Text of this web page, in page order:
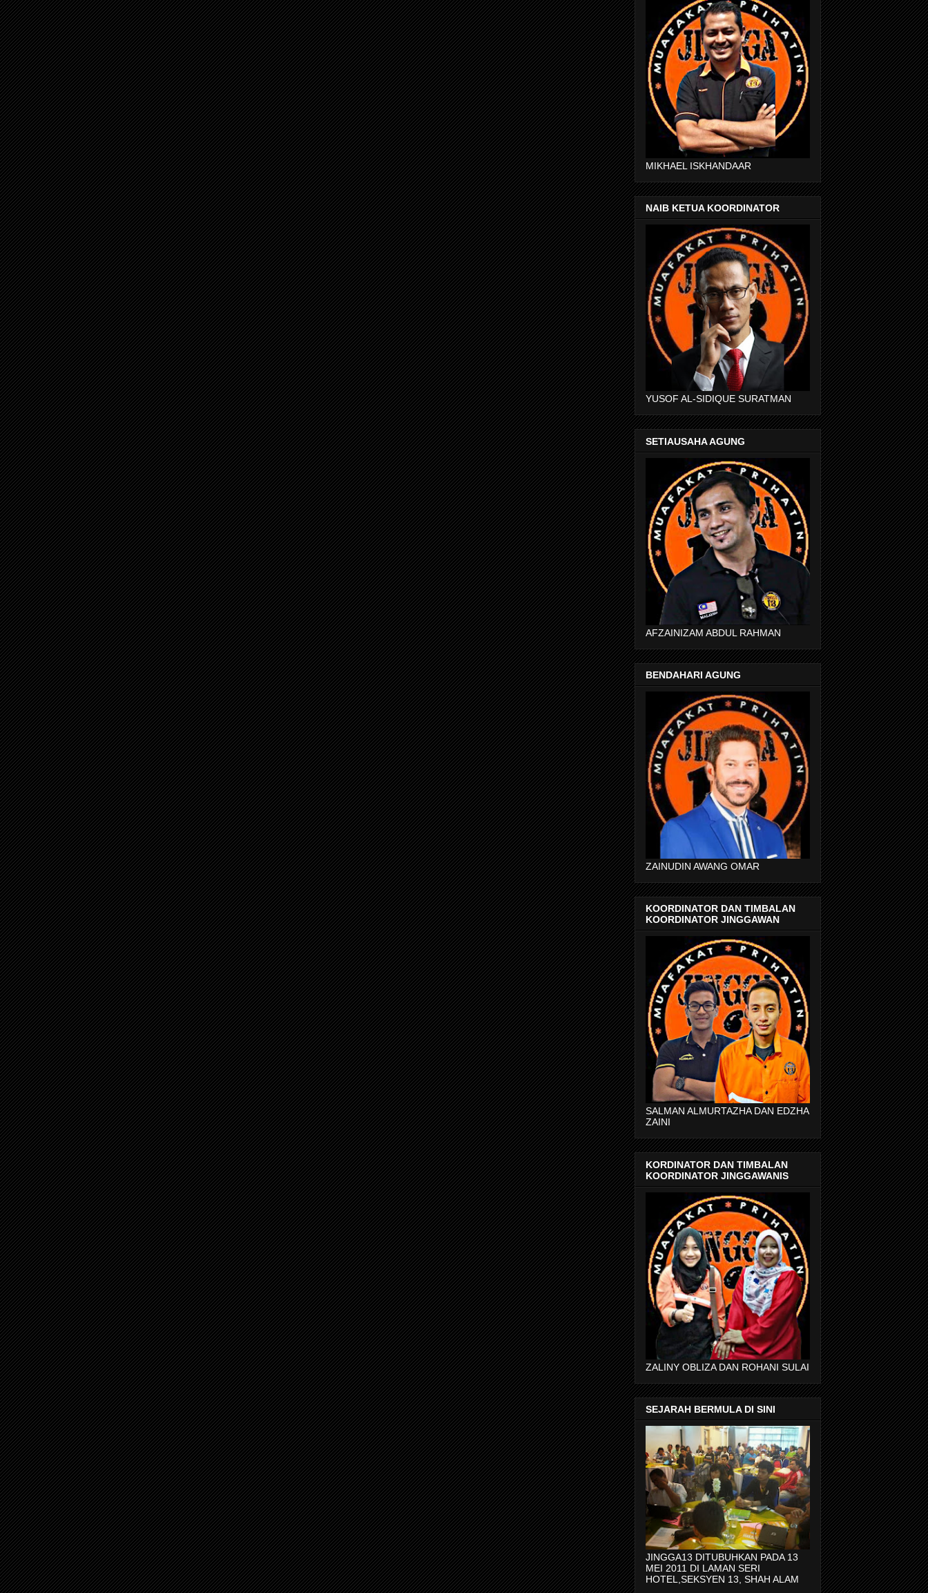
MIKHAEL ISKHANDAAR
NAIB KETUA KOORDINATOR
YUSOF AL-SIDIQUE SURATMAN
SETIAUSAHA AGUNG
AFZAINIZAM ABDUL RAHMAN
BENDAHARI AGUNG
ZAINUDIN AWANG OMAR
KOORDINATOR DAN TIMBALAN
KOORDINATOR JINGGAWAN
SALMAN ALMURTAZHA DAN EDZHA
ZAINI
KORDINATOR DAN TIMBALAN
KOORDINATOR JINGGAWANIS
ZALINY OBLIZA DAN ROHANI SULAI
SEJARAH BERMULA DI SINI
JINGGA13 DITUBUHKAN PADA 13
MEI 2011 DI LAMAN SERI
HOTEL,SEKSYEN 13, SHAH ALAM